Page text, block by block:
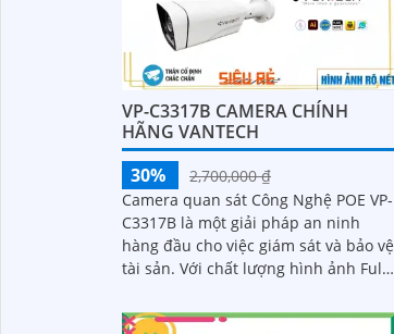
VP-C3317B CAMERA CHÍNH
HÃNG VANTECH
30%
2,700,000 ₫
Camera quan sát Công Nghệ POE VP-
C3317B là một giải pháp an ninh
hàng đầu cho việc giám sát và bảo vệ
tài sản. Với chất lượng hình ảnh Full
ảnh rõ nét và chi tiết